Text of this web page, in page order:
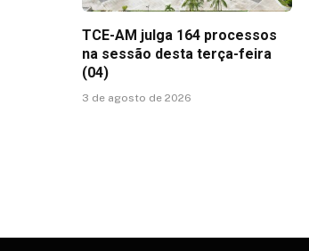
TCE-AM julga 164 processos
na sessão desta terça-feira
(04)
3 de agosto de 2026